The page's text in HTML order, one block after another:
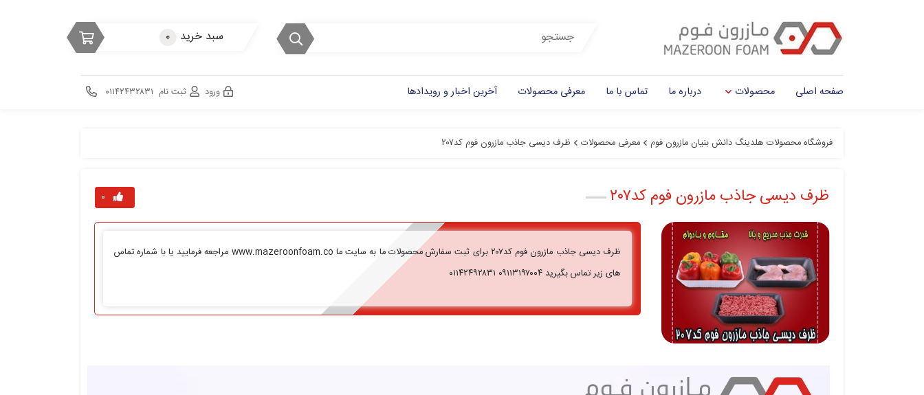
سبد خرید ۰
صفحه اصلی محصولات درباره ما تماس با ما معرفی محصولات آخرین اخبار و رویدادها ورود ثبت نام ۰۱۱۴۲۴۳۲۸۳۱
فروشگاه محصولات هلدینگ دانش بنیان مازرون فوم معرفی محصولات ظرف دیسی جاذب مازرون فوم کد۲۰۷
ظرف دیسی جاذب مازرون فوم کد۲۰۷
ظرف دیسی جاذب مازرون فوم کد۲۰۷ برای ثبت سفارش محصولات ما به سایت ما www.mazeroonfoam.co مراجعه فرمایید یا با شماره تماس
های زیر تماس بگیرید ۰۹۱۱۳۱۹۷۰۰۴ ۰۱۱۴۲۴۹۲۸۳۱